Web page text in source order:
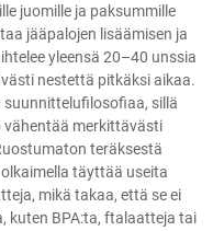
juomille ja paksummille
jääpalojen lisäämisen ja
yleensä 20–40 unssia
nestettä pitkäksi aikaa.
sillä
merkittävästi
teräksestä
täyttää useita
mikä takaa, että se ei
kuten BPA:ta, ftalaatteja tai